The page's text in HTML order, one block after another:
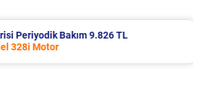
Bakım 9.826 TL
Motor